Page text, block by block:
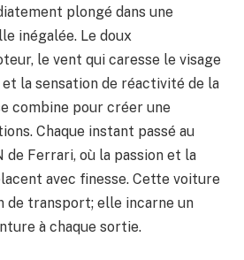
plongé dans une
inégalée. Le doux
le vent qui caresse le visage
la sensation de réactivité de la
combine pour créer une
Chaque instant passé au
de Ferrari, où la passion et la
avec finesse. Cette voiture
de transport; elle incarne un
à chaque sortie.